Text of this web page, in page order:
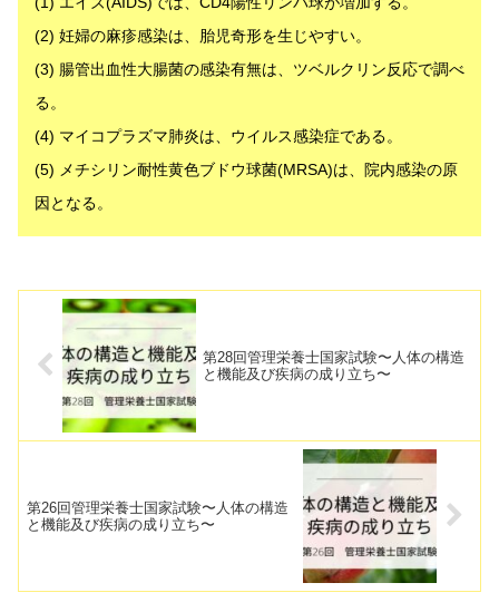
(2) 妊婦の麻疹感染は、胎児奇形を生じやすい。
(3) 腸管出血性大腸菌の感染有無は、ツベルクリン反応で調べ
る。
(4) マイコプラズマ肺炎は、ウイルス感染症である。
(5) メチシリン耐性黄色ブドウ球菌(MRSA)は、院内感染の原
因となる。
第28回管理栄養士国家試験〜人体の構造
と機能及び疾病の成り立ち〜
第26回管理栄養士国家試験〜人体の構造
と機能及び疾病の成り立ち〜